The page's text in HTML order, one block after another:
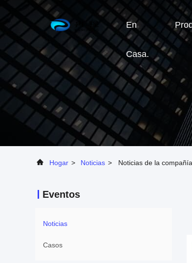
En
Casa.
Hogar > Noticias > Noticias de la
Eventos
Noticias
Casos